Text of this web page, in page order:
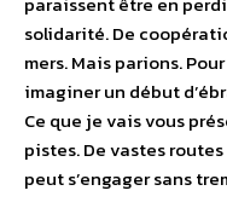
solidarité. De
mers. Mais parions.
imaginer un début
Ce que je vais vous
pistes. De vastes
peut s’engager sans